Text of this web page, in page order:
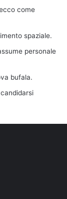
come
spaziale.
personale
bufala.